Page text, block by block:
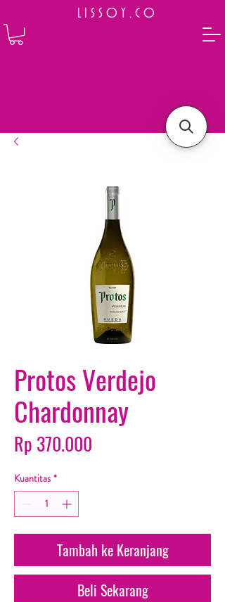
L I S S O Y . C O
Protos Verdejo
Chardonnay
Rp 370.000
Kuantitas *
Tambah ke Keranjang
Beli Sekarang